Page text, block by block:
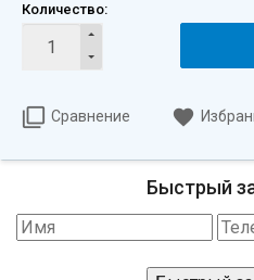
Количество:
Сравнение
Быстрый